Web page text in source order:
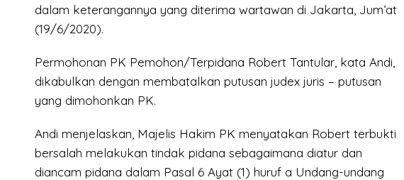
dalam keterangannya yang diterima wartawan di Jakarta, Jum’at
(19/6/2020).
Permohonan PK Pemohon/Terpidana Robert Tantular, kata Andi,
dikabulkan dengan membatalkan putusan judex juris – putusan
yang dimohonkan PK.
Andi menjelaskan, Majelis Hakim PK menyatakan Robert terbukti
bersalah melakukan tindak pidana sebagaimana diatur dan
diancam pidana dalam Pasal 6 Ayat (1) huruf a Undang-undang